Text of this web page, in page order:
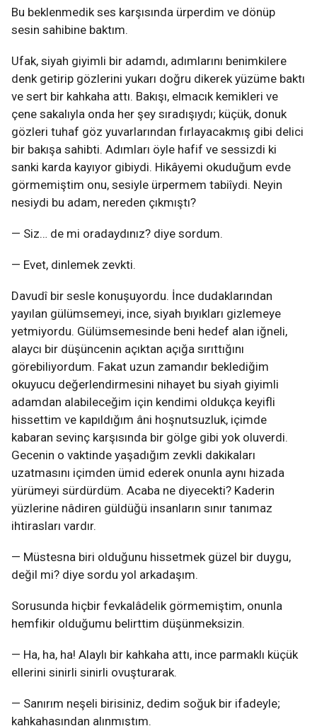
Bu beklenmedik ses karşısında ürperdim ve dönüp
sesin sahibine baktım.
Ufak, siyah giyimli bir adamdı, adımlarını benimkilere
denk getirip gözlerini yukarı doğru dikerek yüzüme baktı
ve sert bir kahkaha attı. Bakışı, elmacık kemikleri ve
çene sakalıyla onda her şey sıradışıydı; küçük, donuk
gözleri tuhaf göz yuvarlarından fırlayacakmış gibi delici
bir bakışa sahibti. Adımları öyle hafif ve sessizdi ki
sanki karda kayıyor gibiydi. Hikâyemi okuduğum evde
görmemiştim onu, sesiyle ürpermem tabiîydi. Neyin
nesiydi bu adam, nereden çıkmıştı?
— Siz… de mi oradaydınız? diye sordum.
— Evet, dinlemek zevkti.
Davudî bir sesle konuşuyordu. İnce dudaklarından
yayılan gülümsemeyi, ince, siyah bıyıkları gizlemeye
yetmiyordu. Gülümsemesinde beni hedef alan iğneli,
alaycı bir düşüncenin açıktan açığa sırıttığını
görebiliyordum. Fakat uzun zamandır beklediğim
okuyucu değerlendirmesini nihayet bu siyah giyimli
adamdan alabileceğim için kendimi oldukça keyifli
hissettim ve kapıldığım âni hoşnutsuzluk, içimde
kabaran sevinç karşısında bir gölge gibi yok oluverdi.
Gecenin o vaktinde yaşadığım zevkli dakikaları
uzatmasını içimden ümid ederek onunla aynı hizada
yürümeyi sürdürdüm. Acaba ne diyecekti? Kaderin
yüzlerine nâdiren güldüğü insanların sınır tanımaz
ihtirasları vardır.
— Müstesna biri olduğunu hissetmek güzel bir duygu,
değil mi? diye sordu yol arkadaşım.
Sorusunda hiçbir fevkalâdelik görmemiştim, onunla
hemfikir olduğumu belirttim düşünmeksizin.
— Ha, ha, ha! Alaylı bir kahkaha attı, ince parmaklı küçük
ellerini sinirli sinirli ovuşturarak.
— Sanırım neşeli birisiniz, dedim soğuk bir ifadeyle;
kahkahasından alınmıştım.